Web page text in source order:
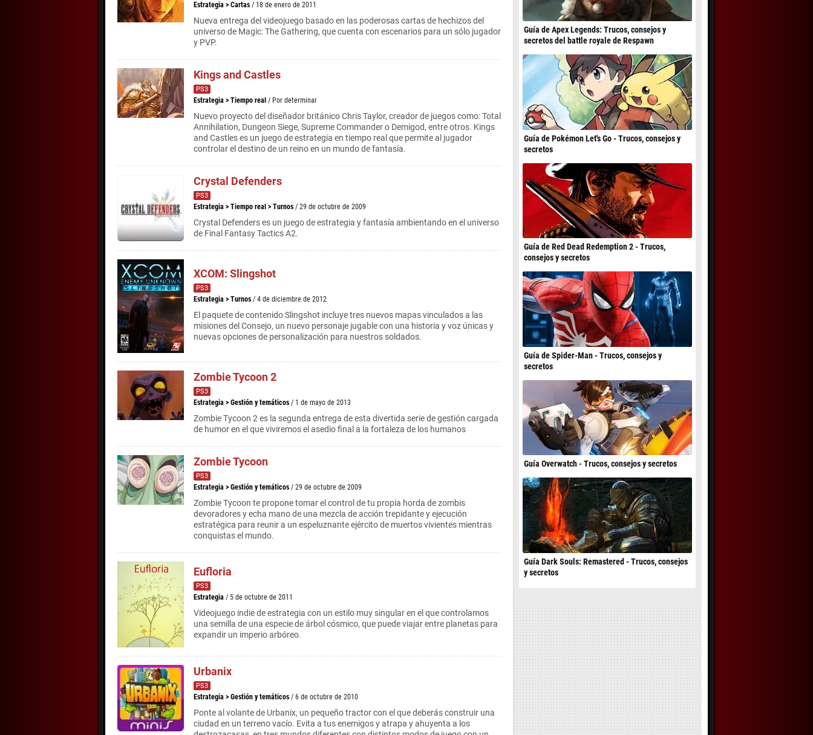
Estrategia > Cartas / 18 de enero de 2011
Nueva entrega del videojuego basado en las poderosas cartas de hechizos del
universo de Magic: The Gathering, que cuenta con escenarios para un sólo jugador
y PVP.
Kings and Castles
PS3
Estrategia > Tiempo real / Por determinar
Nuevo proyecto del diseñador británico Chris Taylor, creador de juegos como: Total
Annihilation, Dungeon Siege, Supreme Commander o Demigod, entre otros. Kings
and Castles es un juego de estrategia en tiempo real que permite al jugador
controlar el destino de un reino en un mundo de fantasía.
Crystal Defenders
PS3
Estrategia > Tiempo real > Turnos / 29 de octubre de 2009
Crystal Defenders es un juego de estrategia y fantasía ambientando en el universo
de Final Fantasy Tactics A2.
XCOM: Slingshot
PS3
Estrategia > Turnos / 4 de diciembre de 2012
El paquete de contenido Slingshot incluye tres nuevos mapas vinculados a las
misiones del Consejo, un nuevo personaje jugable con una historia y voz únicas y
nuevas opciones de personalización para nuestros soldados.
Zombie Tycoon 2
PS3
Estrategia > Gestión y temáticos / 1 de mayo de 2013
Zombie Tycoon 2 es la segunda entrega de esta divertida serie de gestión cargada
de humor en el que viviremos el asedio final a la fortaleza de los humanos
Zombie Tycoon
PS3
Estrategia > Gestión y temáticos / 29 de octubre de 2009
Zombie Tycoon te propone tomar el control de tu propia horda de zombis
devoradores y echa mano de una mezcla de acción trepidante y ejecución
estratégica para reunir a un espeluznante ejército de muertos vivientes mientras
conquistas el mundo.
Eufloria
PS3
Estrategia / 5 de octubre de 2011
Videojuego indie de estrategia con un estilo muy singular en el que controlamos
una semilla de una especie de árbol cósmico, que puede viajar entre planetas para
expandir un imperio arbóreo.
Urbanix
PS3
Estrategia > Gestión y temáticos / 6 de octubre de 2010
Ponte al volante de Urbanix, un pequeño tractor con el que deberás construir una
ciudad en un terreno vacío. Evita a tus enemigos y atrapa y ahuyenta a los
Guía de Apex Legends: Trucos, consejos y
secretos del battle royale de Respawn
Guía de Pokémon Let's Go - Trucos, consejos y
secretos
Guía de Red Dead Redemption 2 - Trucos,
consejos y secretos
Guía de Spider-Man - Trucos, consejos y
secretos
Guía Overwatch - Trucos, consejos y secretos
Guía Dark Souls: Remastered - Trucos, consejos
y secretos